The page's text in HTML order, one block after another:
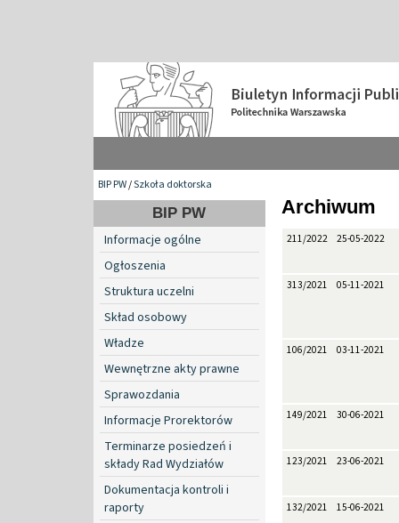
BIP PW/Szkoła doktorska
BIP PW
Informacje ogólne
Ogłoszenia
Struktura uczelni
Skład osobowy
Władze
Wewnętrzne akty prawne
Sprawozdania
Informacje Prorektorów
Terminarze posiedzeń i
składy Rad Wydziałów
Dokumentacja kontroli i
raporty
Archiwum
211/2022 25-05-2022
313/2021 05-11-2021
106/2021 03-11-2021
149/2021 30-06-2021
123/2021 23-06-2021
132/2021 15-06-2021